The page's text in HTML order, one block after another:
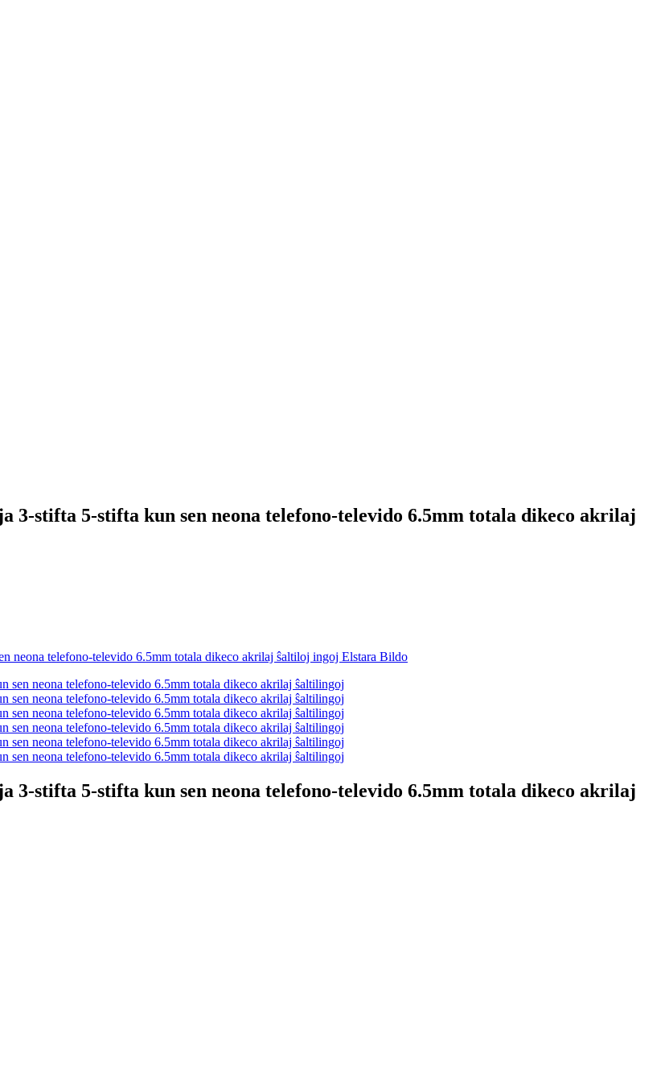
stifta 5-stifta kun sen neona telefono-televido 6.5mm totala dikeco akrilaj
stifta 5-stifta kun sen neona telefono-televido 6.5mm totala dikeco akrilaj